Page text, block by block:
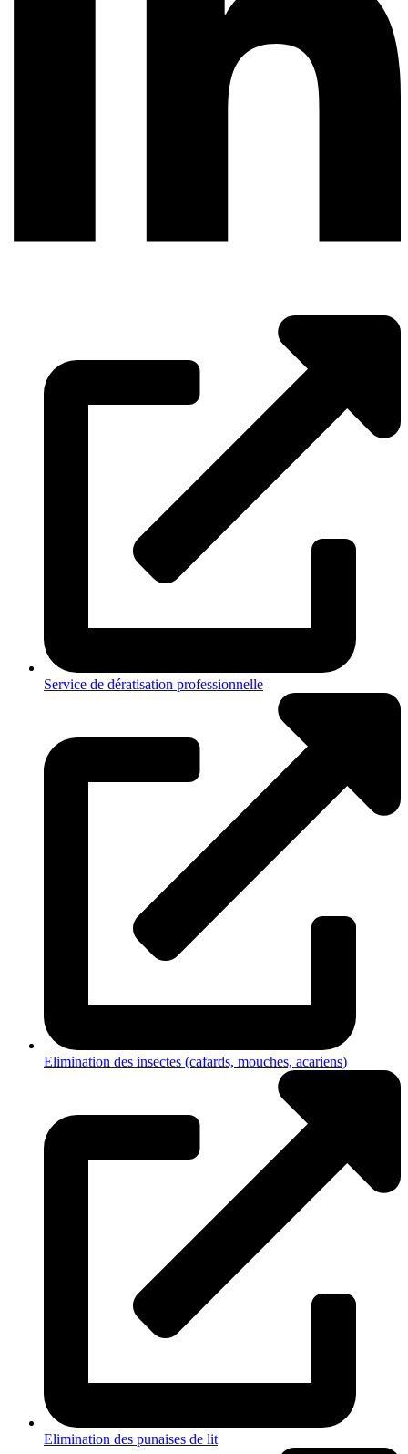
Service de dératisation professionnelle
Elimination des insectes (cafards, mouches, acariens)
Elimination des punaises de lit